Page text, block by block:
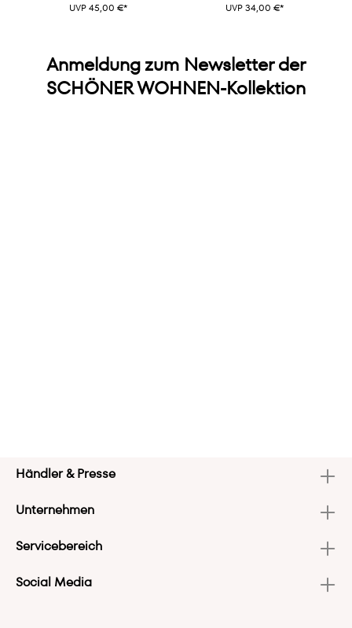
UVP 45,00 €* UVP 34,00 €*
Anmeldung zum Newsletter der
SCHÖNER WOHNEN-Kollektion
Händler & Presse
Unternehmen
Servicebereich
Social Media